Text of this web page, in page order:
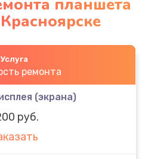
планшета
Услуга
ремонта
(экрана)
руб.